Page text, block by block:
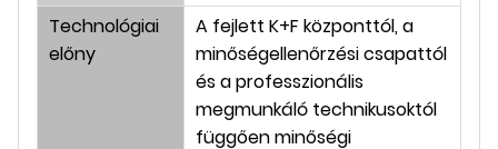
Technológiai
előny
A fejlett K+F központtól, a
minőségellenőrzési csapattól
és a professzionális
megmunkáló technikusoktól
függően minőségi